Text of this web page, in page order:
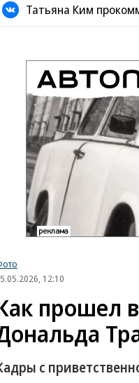
Татьяна Ким
12:10
прошел
с